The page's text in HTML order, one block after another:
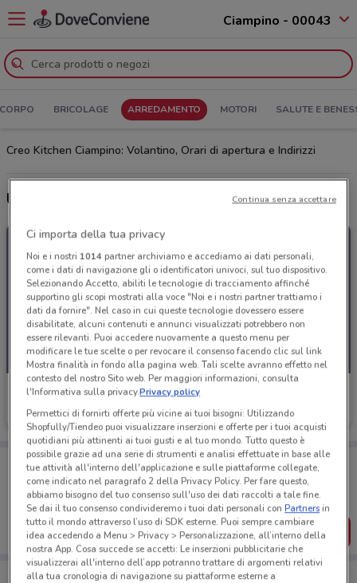
Ciampino - 00043
BRICOLAGE ARREDAMENTO MOTORI SALUTE E
Creo Kitchen Ciampino: Volantino, Orari di apertura e Indirizzi
Ultime offerte del volantino Creo Kitchen
Creo Kitchen
Scade il 28/02
Porta DoveConviene sempre con te!
Puoi trovare le migliori offerte dei negozi vicino a te,
salvarle e creare la tua lista del risparmio, comodamente
dal tuo cellulare.
SCARICA L’APP
Ci importa della tua privacy
Noi e i nostri 1014partner archiviamo e accediamo ai dati personali,
come i dati di navigazione gli o identificatori univoci, sul tuo dispositivo.
Selezionando Accetto, abiliti le tecnologie di tracciamento affinché
supportino gli scopi mostrati alla voce "Noi e i nostri partner trattiamo i
dati da fornire". Nel caso in cui queste tecnologie dovessero essere
disabilitate, alcuni contenuti e annunci visualizzati potrebbero non
essere rilevanti. Puoi accedere nuovamente a questo menu per
modificare le tue scelte o per revocare il consenso facendo clic sul link
Mostra finalità in fondo alla pagina web. Tali scelte avranno effetto nel
contesto del nostro Sito web. Per maggiori informazioni, consulta
l'Informativa sulla privacy.Privacy policy
Permettici di fornirti offerte più vicine ai tuoi bisogni: Utilizzando
Shopfully/Tiendeo puoi visualizzare inserzioni e offerte per i tuoi acquisti
quotidiani più attinenti ai tuoi gusti e al tuo mondo. Tutto questo è
possibile grazie ad una serie di strumenti e analisi effettuate in base alle
tue attività all'interno dell'applicazione e sulle piattaforme collegate,
come indicato nel paragrafo 2 della Privacy Policy. Per fare questo,
abbiamo bisogno del tuo consenso sull'uso dei dati raccolti a tale fine.
Se dai il tuo consenso condivideremo i tuoi dati personali conPartnersin
tutto il mondo attraverso l’uso di SDK esterne. Puoi sempre cambiare
idea accedendo a Menu > Privacy > Personalizzazione, all’interno della
nostra App. Cosa succede se accetti: Le inserzioni pubblicitarie che
visualizzerai all'interno dell’app potranno trattare di argomenti relativi
alla tua cronologia di navigazione su piattaforme esterne a
Continua senza accettare